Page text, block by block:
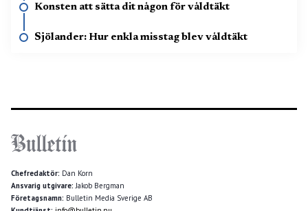
Konsten att sätta dit någon för våldtäkt
Sjölander: Hur enkla misstag blev våldtäkt
Chefredaktör: Dan Korn
Ansvarig utgivare:Jakob Bergman
Företagsnamn: Bulletin Media Sverige AB